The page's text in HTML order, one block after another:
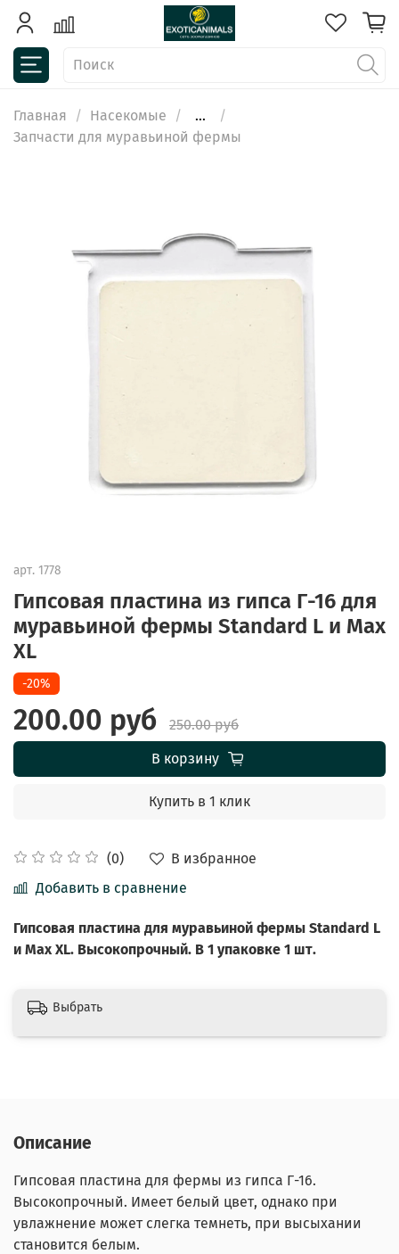
Главная Насекомые
...
Запчасти для муравьиной фермы
арт. 1778
Гипсовая пластина из гипса Г-16 для
муравьиной фермы Standard L и Max
XL
(0)
В избранное
Добавить в сравнение
-20%
200.00 руб
250.00 руб
В корзину
Купить в 1 клик
Гипсовая пластина для муравьиной фермы Standard L
и Max XL. Высокопрочный. В 1 упаковке 1 шт.
Выбрать
Описание
Гипсовая пластина для фермы из гипса Г-16.
Высокопрочный. Имеет белый цвет, однако при
увлажнение может слегка темнеть, при высыхании
становится белым.